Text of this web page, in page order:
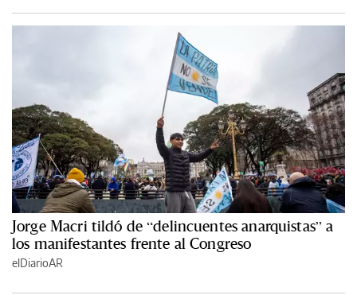
Jorge Macri tildó de “delincuentes anarquistas” a
los manifestantes frente al Congreso
elDiarioAR